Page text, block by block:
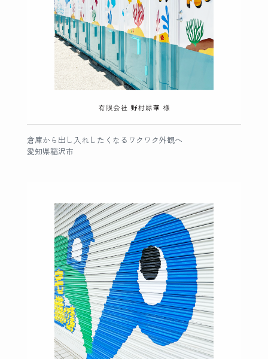
倉庫から出し入れしたくなるワクワク外観へ
愛知県稲沢市